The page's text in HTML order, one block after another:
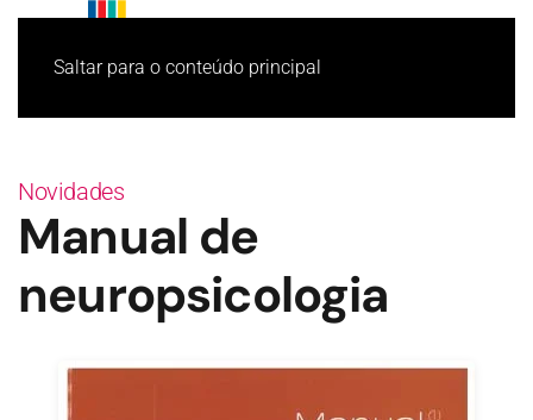
Saltar para o conteúdo principal
Novidades
Manual de
neuropsicologia